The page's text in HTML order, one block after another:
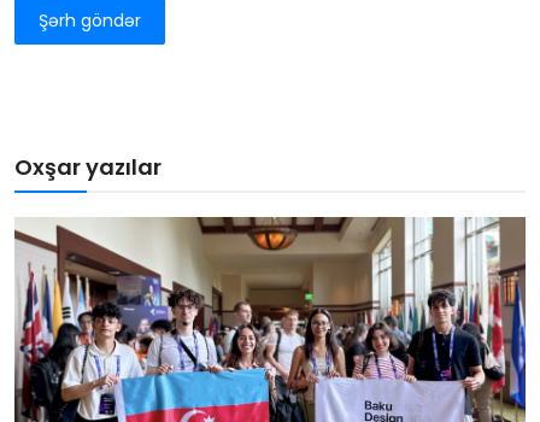
Şərh göndər
Oxşar yazılar